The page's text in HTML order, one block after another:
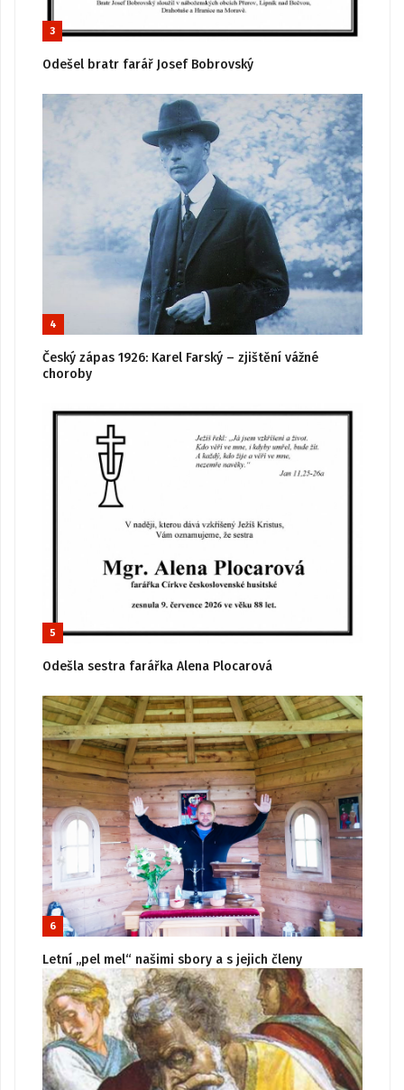
3
Odešel bratr farář Josef Bobrovský
4
Český zápas 1926: Karel Farský – zjištění vážné
choroby
5
Odešla sestra farářka Alena Plocarová
6
Letní „pel mel“ našimi sbory a s jejich členy